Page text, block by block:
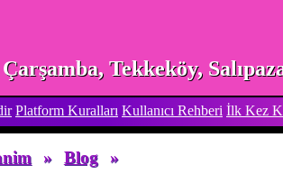
Tekkeköy,
Platform Kuralları Kullanıcı Rehberi İlk Kez
» Blog »